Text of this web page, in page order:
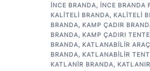
INCE BRANDA, INCE BRANDA
KALITELI BRANDA, KALITELI
BRANDA, KAMP ÇADIR
BRANDA, KAMP ÇADIRI
BRANDA, KATLANABILIR
BRANDA, KATLANABILIR
KATLANIR BRANDA,